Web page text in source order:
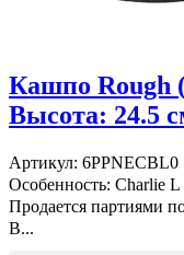
Кашпо Rough
Высота: 24.5
Артикул: 6PPNECBL0
Особенность: Charlie L
Продается партиями
В...